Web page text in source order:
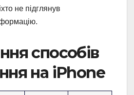
не підглянув
способів
на iPhone